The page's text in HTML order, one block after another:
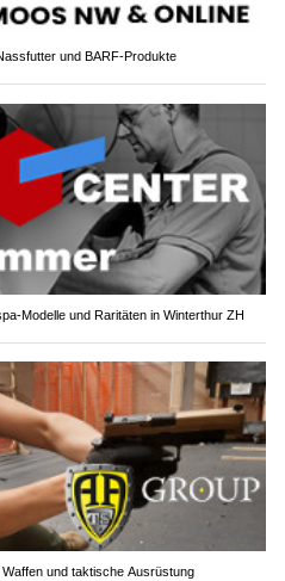
und BARF-Produkte
Modelle und Raritäten in Winterthur ZH
und taktische Ausrüstung